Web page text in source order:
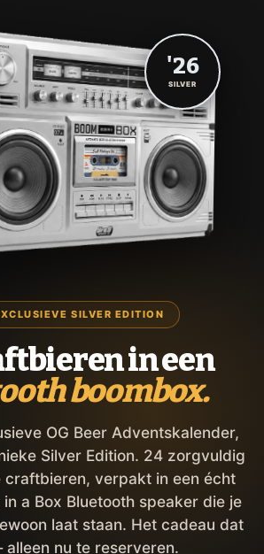
SILVER EDITION
in een
boombox.
OG Beer Adventskalender,
Silver Edition. 24 zorgvuldig
craftbieren, verpakt in een écht
a Box Bluetooth speaker die je
laat staan. Het cadeau dat
nu te reserveren.
'26
SILVER